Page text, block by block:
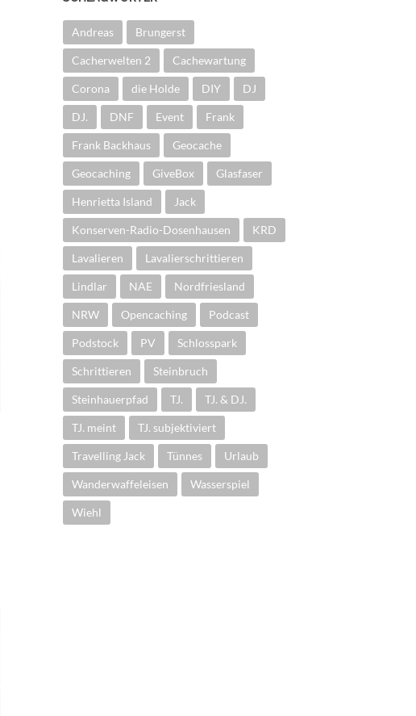
Andreas Brungerst
Cacherwelten 2 Cachewartung
Corona die Holde DIY DJ
DJ. DNF Event Frank
Frank Backhaus Geocache
Geocaching GiveBox Glasfaser
Henrietta Island Jack
Konserven-Radio-Dosenhausen KRD
Lavalieren Lavalierschrittieren
Lindlar NAE Nordfriesland
NRW Opencaching Podcast
Podstock PV Schlosspark
Schrittieren Steinbruch
Steinhauerpfad TJ. TJ. & DJ.
TJ. meint TJ. subjektiviert
Travelling Jack Tünnes Urlaub
Wanderwaffeleisen Wasserspiel
Wiehl